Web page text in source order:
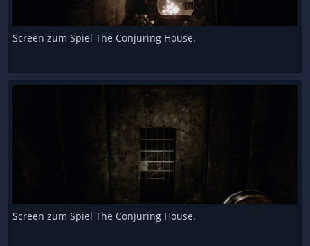
Screen zum Spiel The Conjuring House.
Screen zum Spiel The Conjuring House.